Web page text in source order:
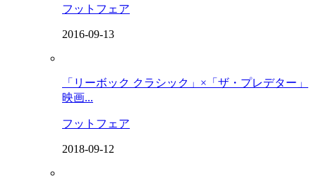
フットフェア
2016-09-13
「リーボック クラシック」×「ザ・プレデター」
映画...
フットフェア
2018-09-12